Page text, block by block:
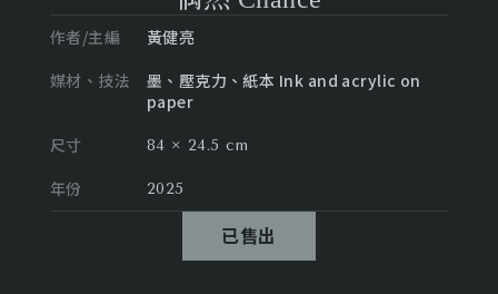
作者/主編
黃健亮
媒材、技法
墨、壓克力、紙本 Ink and acrylic on
paper
尺寸
84 × 24.5 cm
年份 2025
已售出